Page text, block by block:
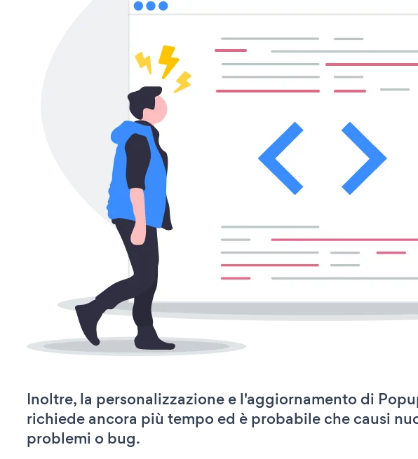
Inoltre, la personalizzazione e l'aggiornamento di
richiede ancora più tempo ed è probabile che causi
problemi o bug.